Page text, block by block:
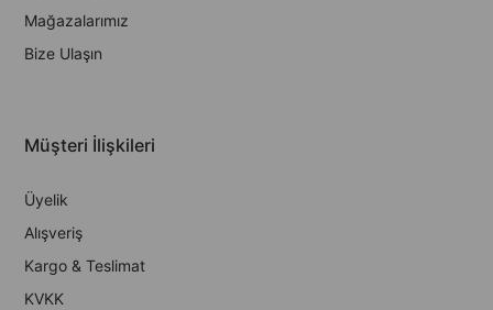
Mağazalarımız
Bize Ulaşın
Müşteri İlişkileri
Üyelik
Alışveriş
Kargo & Teslimat
KVKK